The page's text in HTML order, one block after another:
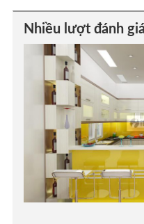
Nhiều lượt đánh giá